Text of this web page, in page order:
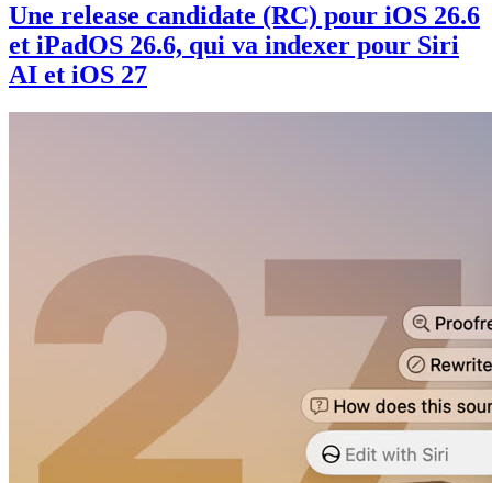
Une release candidate (RC) pour iOS 26.6
et iPadOS 26.6, qui va indexer pour Siri
AI et iOS 27